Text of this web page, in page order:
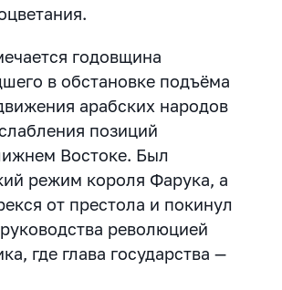
годовщина
в обстановке подъёма
арабских народов
позиций
Востоке. Был
режим короля Фарука, а
от престола и покинул
революцией
где глава государства —